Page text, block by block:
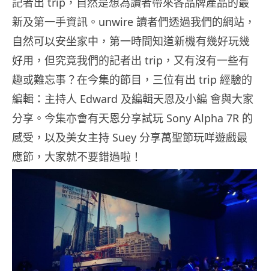
新及第一手資訊。unwire 讀者們透過我們的網站，
自然可以安坐家中，第一時間知道新機有幾好玩幾
好用，但究竟我們的記者出 trip，又有沒有一些有
趣或難忘事？在今集的節目，三位有出 trip 經驗的
編輯：主持人 Edward 及編輯天恩及小編 會與大家
分享。今集亦會有天恩分享試玩 Sony Alpha 7R 的
感受，以及美女主持 Suey 分享萬聖節玩咩遊戲最
應節，大家就不要錯過啦！